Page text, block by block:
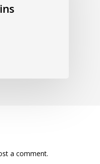
a comment.